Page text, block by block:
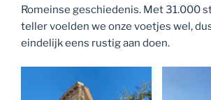
Romeinse geschiedenis. Met 31.000
teller voelden we onze voetjes wel,
eindelijk eens rustig aan doen.